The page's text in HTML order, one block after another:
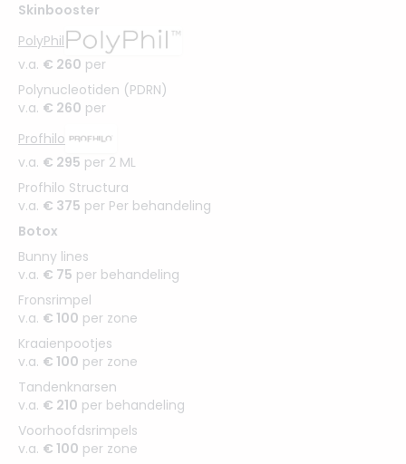
Skinbooster
PolyPhil
v.a. € 260 per
Polynucleotiden (PDRN)
v.a. € 260 per
Profhilo
v.a. € 295 per 2 ML
Profhilo Structura
v.a. € 375 per Per behandeling
Botox
Bunny lines
v.a. € 75 per behandeling
Fronsrimpel
v.a. € 100 per zone
Kraaienpootjes
v.a. € 100 per zone
Tandenknarsen
v.a. € 210 per behandeling
Voorhoofdsrimpels
v.a. € 100 per zone